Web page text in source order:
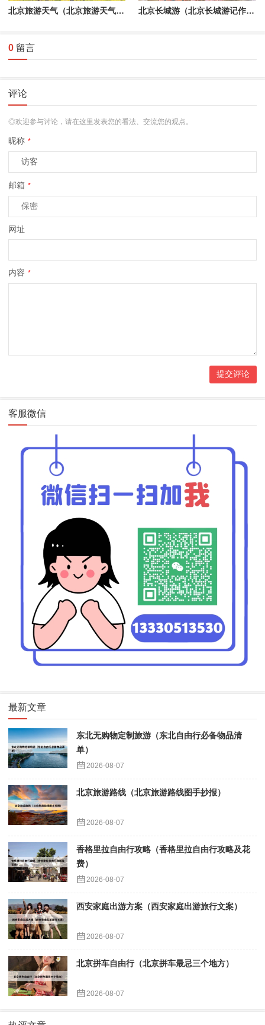
北京旅游天气（北京旅游天气预报30天查询表格图） 北京长城游（北京长城游记作文600字）
0 留言
评论
◎欢迎参与讨论，请在这里发表您的看法、交流您的观点。
昵称 *
邮箱 *
网址
内容 *
客服微信
最新文章
东北无购物定制旅游（东北自由行必备物品清
单）
2026-08-07
北京旅游路线（北京旅游路线图手抄报）
2026-08-07
香格里拉自由行攻略（香格里拉自由行攻略及花
费）
2026-08-07
西安家庭出游方案（西安家庭出游旅行文案）
2026-08-07
北京拼车自由行（北京拼车最忌三个地方）
2026-08-07